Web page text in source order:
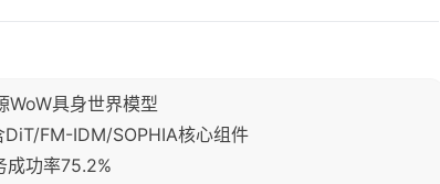
WoW具身世界模型
FM-IDM/SOPHIA核心组件
成功率75.2%